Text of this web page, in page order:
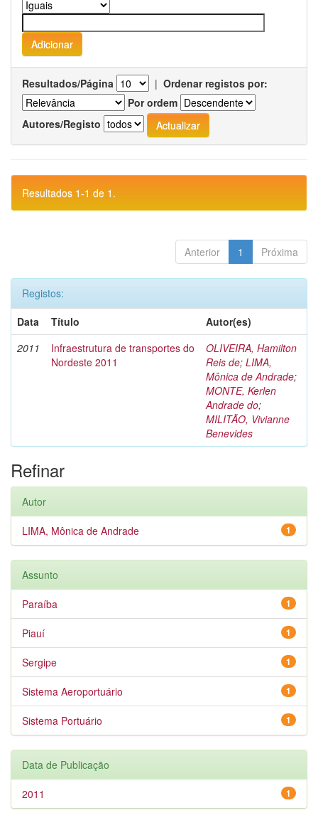
Resultados/Página | Ordenar registos por:
Por ordem
Autores/Registo
Resultados 1-1 de 1.
Anterior 1 Próxima
Registos:
Data
Título
Autor(es)
2011
Infraestrutura de transportes do
Nordeste 2011
OLIVEIRA, Hamilton
Reis de; LIMA,
Mônica de Andrade;
MONTE, Kerlen
Andrade do;
MILITÃO, Vivianne
Benevides
Refinar
Autor
1
LIMA, Mônica de Andrade
Assunto
1
Paraíba
1
Piauí
1
Sergipe
1
Sistema Aeroportuário
1
Sistema Portuário
Data de Publicação
1
2011